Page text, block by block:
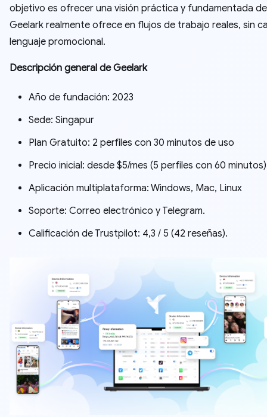
objetivo es ofrecer una visión práctica y fundamentada
Geelark realmente ofrece en flujos de trabajo reales, sin
lenguaje promocional.
Descripción general de Geelark
Año de fundación: 2023
Sede: Singapur
Plan Gratuito: 2 perfiles con 30 minutos de uso
Precio inicial: desde $5/mes (5 perfiles con 60
Aplicación multiplataforma: Windows, Mac, Linux
Soporte: Correo electrónico y Telegram.
Calificación de Trustpilot: 4,3 / 5 (42 reseñas).